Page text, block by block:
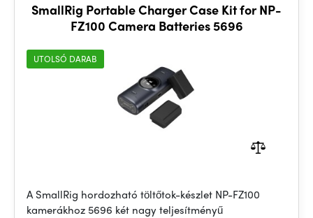
SmallRig Portable Charger Case Kit for NP-
FZ100 Camera Batteries 5696
UTOLSÓ DARAB
A SmallRig hordozható töltőtok-készlet NP-FZ100
kamerákhoz 5696 két nagy teljesítményű